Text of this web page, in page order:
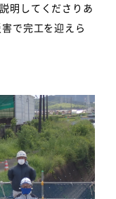
明してくださりあ
で完工を迎えら